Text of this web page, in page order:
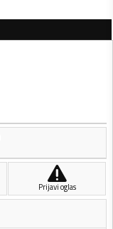
Prijavi oglas